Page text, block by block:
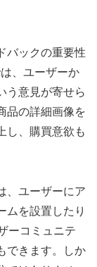
バックの重要性
、ユーザーか
う意見が寄せら
品の詳細画像を
し、購買意欲も
、ユーザーにア
ムを設置したり
ーコミュニテ
できます。しか